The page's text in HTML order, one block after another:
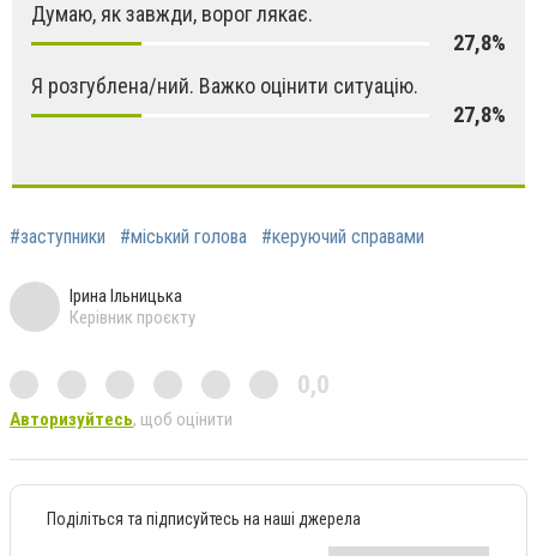
Думаю, як завжди, ворог лякає.
27,8%
Я розгублена/ний. Важко оцінити ситуацію.
27,8%
#заступники #міський голова #керуючий справами
Ірина Ільницька
Керівник проєкту
0,0
Авторизуйтесь, щоб оцінити
Поділіться та підписуйтесь на наші джерела